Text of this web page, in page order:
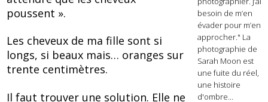
poussent ».
Les cheveux de ma fille sont si
longs, si beaux mais… oranges sur
trente centimètres.
Il faut trouver une solution. Elle ne
besoin de m’en
évader pour m’en
approcher." La
photographie de
Sarah Moon est
une fuite du réel,
une histoire
d'ombre...